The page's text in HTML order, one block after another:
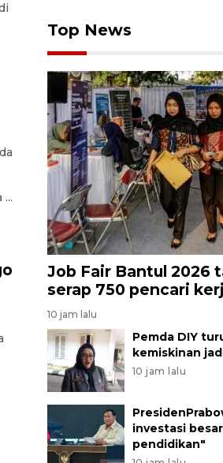
Top News
Job Fair Bantul 2026
serap 750 pencari
10 jam lalu
Pemda DIY
kemiskinan
10 jam lalu
investasi
pendidikan"